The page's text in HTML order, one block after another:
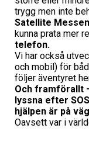
trygg men inte
Satellite
kunna prata mer
telefon.
Vi har också
och mobil) för
följer äventyret
Och framförallt
lyssna efter
hjälpen är på
Oavsett var i